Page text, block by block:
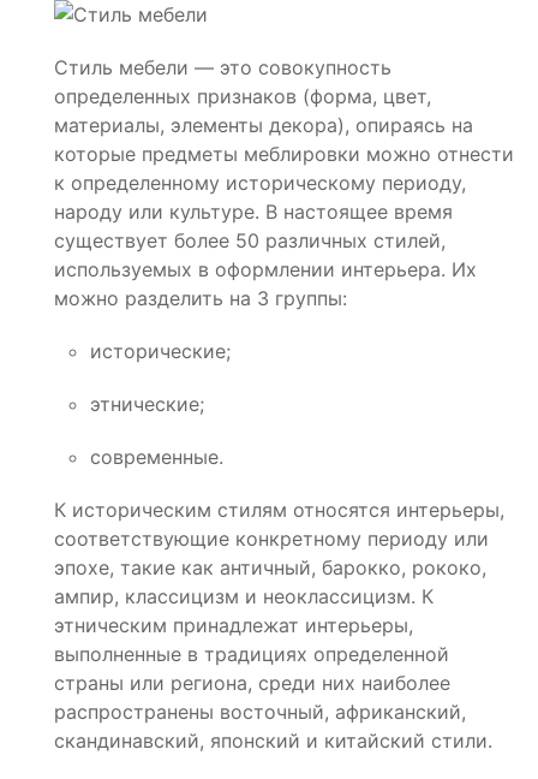
Стиль мебели — это совокупность
определенных признаков (форма, цвет,
материалы, элементы декора), опираясь на
которые предметы меблировки можно отнести
к определенному историческому периоду,
народу или культуре. В настоящее время
существует более 50 различных стилей,
используемых в оформлении интерьера. Их
можно разделить на 3 группы:
исторические;
этнические;
современные.
К историческим стилям относятся интерьеры,
соответствующие конкретному периоду или
эпохе, такие как античный, барокко, рококо,
ампир, классицизм и неоклассицизм. К
этническим принадлежат интерьеры,
выполненные в традициях определенной
страны или региона, среди них наиболее
распространены восточный, африканский,
скандинавский, японский и китайский стили.